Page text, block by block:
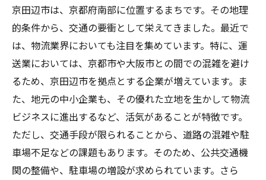
京田辺市は、京都府南部に位置するまちです。その地理
的条件から、交通の要衝として栄えてきました。最近で
は、物流業界においても注目を集めています。特に、運
送業においては、京都市や大阪市との間での混雑を避け
るため、京田辺市を拠点とする企業が増えています。ま
た、地元の中小企業も、その優れた立地を生かして物流
ビジネスに進出するなど、活気があることが特徴です。
ただし、交通手段が限られることから、道路の混雑や駐
車場不足などの課題もあります。そのため、公共交通機
関の整備や、駐車場の増設が求められています。さら